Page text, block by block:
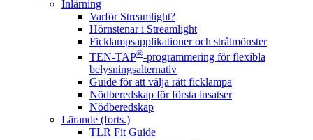
Inlärning
Varför Streamlight?
Hörnstenar i Streamlight
Ficklampsapplikationer och strålmönster
TEN-TAP®-programmering för flexibla
belysningsalternativ
Guide för att välja rätt ficklampa
Nödberedskap för första insatser
Nödberedskap
Lärande (forts.)
TLR Fit Guide